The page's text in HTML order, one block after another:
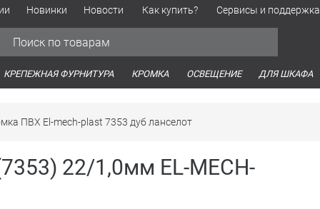
Новинки Новости Как купить? Сервисы и поддержка
КРЕПЕЖНАЯ ФУРНИТУРА КРОМКА ОСВЕЩЕНИЕ ДЛЯ ШКАФА
ПВХ El-mech-plast 7353 дуб ланселот
22/1,0мм EL-MECH-